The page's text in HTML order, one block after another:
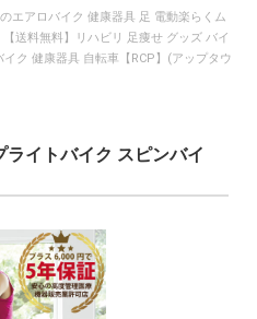
エアロバイク 健康器具 足 電動楽らくム
送料無料】リハビリ 足痩せ グッズ バイ
ク 健康器具 自転車【RCP】(アップタウ
イトバイク スピンバイ